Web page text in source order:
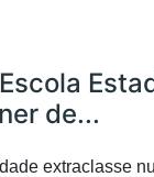
de...
extraclasse